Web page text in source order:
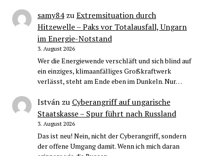
samy84zuExtremsituation durch
Hitzewelle – Paks vor Totalausfall, Ungarn
im Energie-Notstand
3. August 2026
Wer die Energiewende verschläft und sich blind auf
ein einziges, klimaanfälliges Großkraftwerk
verlässt, steht am Ende eben im Dunkeln. Nur…
Istvánzu Cyberangriff auf ungarische
Staatskasse – Spur führt nach Russland
3. August 2026
Das ist neu! Nein, nicht der Cyberangriff, sondern
der offene Umgang damit. Wenn ich mich daran